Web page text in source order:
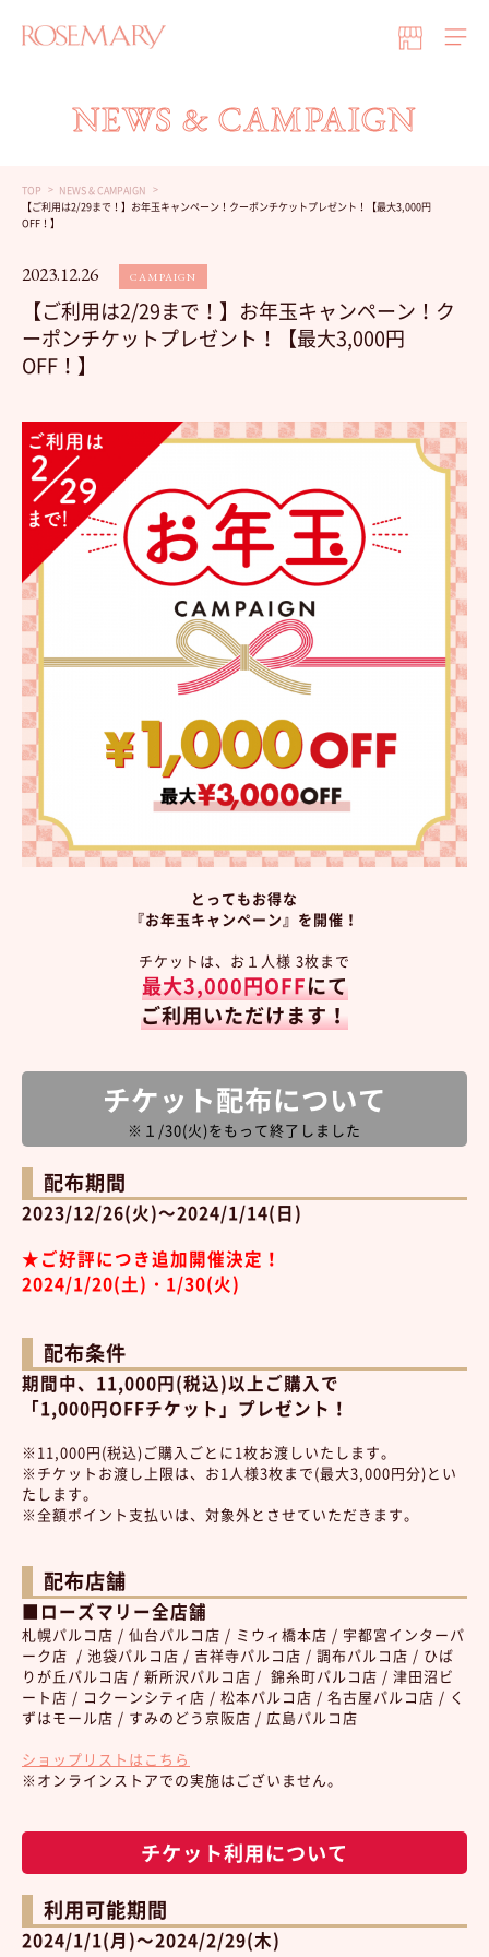
NEWS & CAMPAIGN
TOP
NEWS & CAMPAIGN
【ご利用は2/29まで！】お年玉キャンペーン！クーポンチケットプレゼント！【最大3,000円
OFF！】
2023.12.26 CAMPAIGN
【ご利用は2/29まで！】お年玉キャンペーン！ク
ーポンチケットプレゼント！【最大3,000円
OFF！】
とってもお得な
『お年玉キャンペーン』を開催！
チケットは、お１人様 3枚まで
最大3,000円OFFにて
ご利用いただけます！
チケット配布について
※１/30(火)をもって終了しました
配布期間
2023/12/26(火)～2024/1/14(日)
★ご好評につき追加開催決定！
2024/1/20(土)・1/30(火)
配布条件
期間中、11,000円(税込)以上ご購入で
「1,000円OFFチケット」プレゼント！
※11,000円(税込)ご購入ごとに1枚お渡しいたします。
※チケットお渡し上限は、お1人様3枚まで(最大3,000円分)とい
たします。
※全額ポイント支払いは、対象外とさせていただきます。
配布店舗
■ローズマリー全店舗
札幌パルコ店 / 仙台パルコ店 / ミウィ橋本店 / 宇都宮インターパ
ーク店 / 池袋パルコ店 / 吉祥寺パルコ店 / 調布パルコ店 / ひば
りが丘パルコ店 / 新所沢パルコ店 / 錦糸町パルコ店 / 津田沼ビ
ート店 / コクーンシティ店 / 松本パルコ店 / 名古屋パルコ店 / く
ずはモール店 / すみのどう京阪店 / 広島パルコ店
ショップリストはこちら
※オンラインストアでの実施はございません。
チケット利用について
利用可能期間
2024/1/1(月)～2024/2/29(木)